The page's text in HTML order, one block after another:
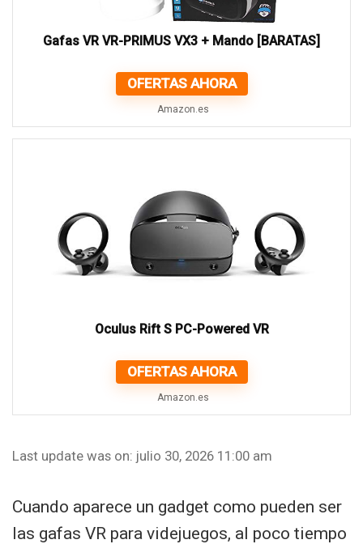
Gafas VR VR-PRIMUS VX3 + Mando [BARATAS]
OFERTAS AHORA
Amazon.es
Oculus Rift S PC-Powered VR
OFERTAS AHORA
Amazon.es
Last update was on: julio 30, 2026 11:00 am
Cuando aparece un gadget como pueden ser
las gafas VR para videjuegos, al poco tiempo